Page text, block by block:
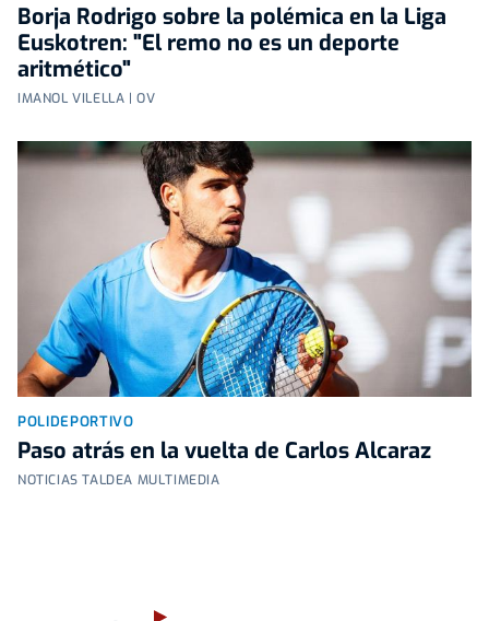
Borja Rodrigo sobre la polémica en la Liga
Euskotren: "El remo no es un deporte
aritmético"
IMANOL VILELLA | OV
POLIDEPORTIVO
Paso atrás en la vuelta de Carlos Alcaraz
NOTICIAS TALDEA MULTIMEDIA